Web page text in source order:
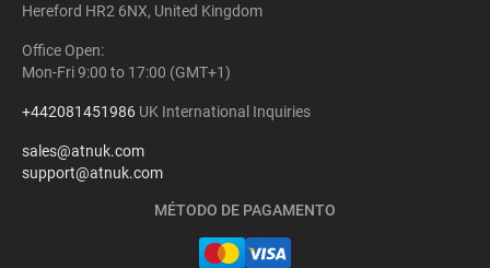
Hereford HR2 6NX, United Kingdom
Office Open:
Mon-Fri 9:00 to 17:00 (GMT+1)
+442081451986 UK International Inquiries
sales@atnuk.com
support@atnuk.com
MÉTODO DE PAGAMENTO